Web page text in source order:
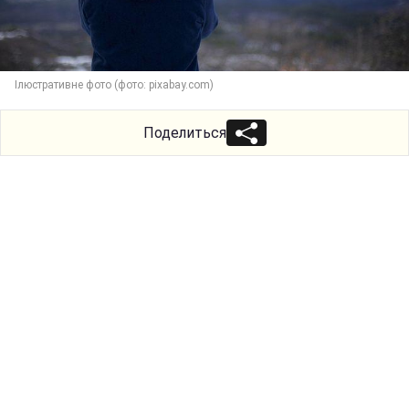
Ілюстративне фото (фото: pixabay.com)
Поделиться